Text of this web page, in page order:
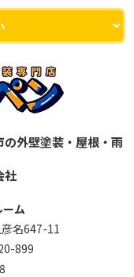
外壁塗装・屋根・雨
社
ム
名647-11
899